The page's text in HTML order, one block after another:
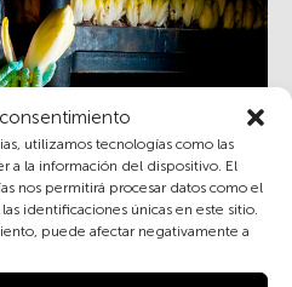
utilizamos tecnologías como las
a la información del dispositivo. El
nos permitirá procesar datos como el
identificaciones únicas en este sitio.
puede afectar negativamente a
en salarios y en la